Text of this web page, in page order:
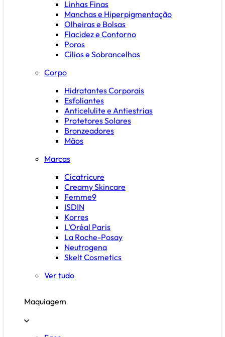
Linhas Finas
Manchas e Hiperpigmentação
Olheiras e Bolsas
Flacidez e Contorno
Poros
Cílios e Sobrancelhas
Corpo
Hidratantes Corporais
Esfoliantes
Anticelulite e Antiestrias
Protetores Solares
Bronzeadores
Mãos
Marcas
Cicatricure
Creamy Skincare
Femme9
ISDIN
Korres
L'Oréal Paris
La Roche-Posay
Neutrogena
Skelt Cosmetics
Ver tudo
Maquiagem